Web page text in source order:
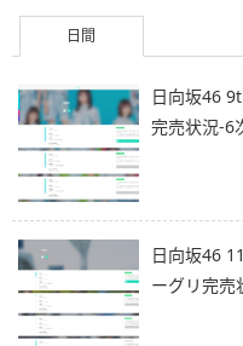
日間
日向坂46
完売状況-6
日向坂46
ーグリ完売